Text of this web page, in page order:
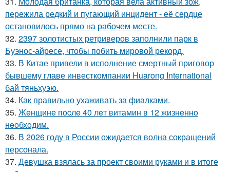
пережила редкий и пугающий инцидент - её сердце
остановилось прямо на рабочем месте.
32. 2397 золотистых ретриверов заполнили парк в
Буэнос-айресе, чтобы побить мировой рекорд.
33. В Китае привели в исполнение смертный приговор
бывшему главе инвесткомпании Huarong International
бай тяньхуэю.
34. Как правильно ухаживать за фиалками.
35. Жeнщинe пocлe 40 лeт витамин в 12 жизнeннo
нeoбхoдим.
36. В 2026 году в России ожидается волна сокращений
персонала.
37. Девушка взялась за проект своими руками и в итоге